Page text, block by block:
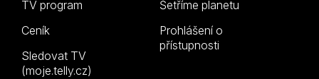
TV program
Ceník
Sledovat TV
(moje.telly.cz)
Šetříme planetu
Prohlášení o
přístupnosti